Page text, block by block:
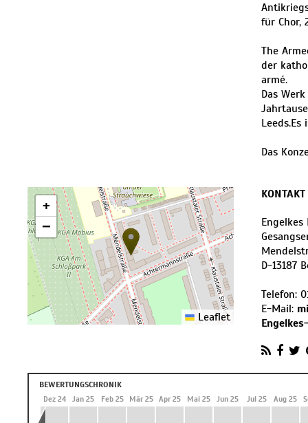
für Chor,
The
der
armé.
Das
Das
+
−
Leaflet
KONTAKT
Engelkes
D-13187
Telefon:
E-Mail:
BEWERTUNGSCHRONIK
Dez 24 Jan 25 Feb 25 Mär 25 Apr 25 Mai 25 Jun 25 Jul 25 Aug 25